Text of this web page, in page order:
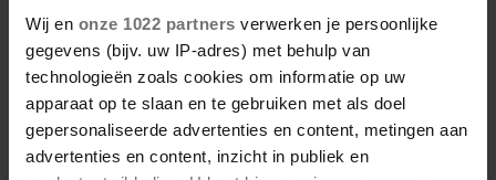
Wij en onze 1022 partners verwerken je persoonlijke
gegevens (bijv. uw IP-adres) met behulp van
technologieën zoals cookies om informatie op uw
apparaat op te slaan en te gebruiken met als doel
gepersonaliseerde advertenties en content, metingen aan
advertenties en content, inzicht in publiek en
8 augustus 2026
MILOUSKA MEULENS OVER
HAAR KINDEREN: “IK BEN HET
MEEST TROTS OP HEN”